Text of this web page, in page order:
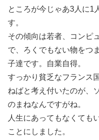
ところが今じゃあ3人に1
す。
その傾向は若者、コンピ
で、ろくでもない物をつ
子達です。自業自得。
すっかり貧乏なフランス
ねばと考え付いたのが、
のまねなんですがね。
人生にあってもなくても
ことにしました。